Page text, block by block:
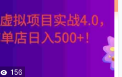
量的秘密武器。本文将聚焦于淘宝
无人直播的合规操作实践，探讨如
何在全年旺季实现16小时售出9万的
惊人战绩，并揭示其背后的“矩阵”策
156